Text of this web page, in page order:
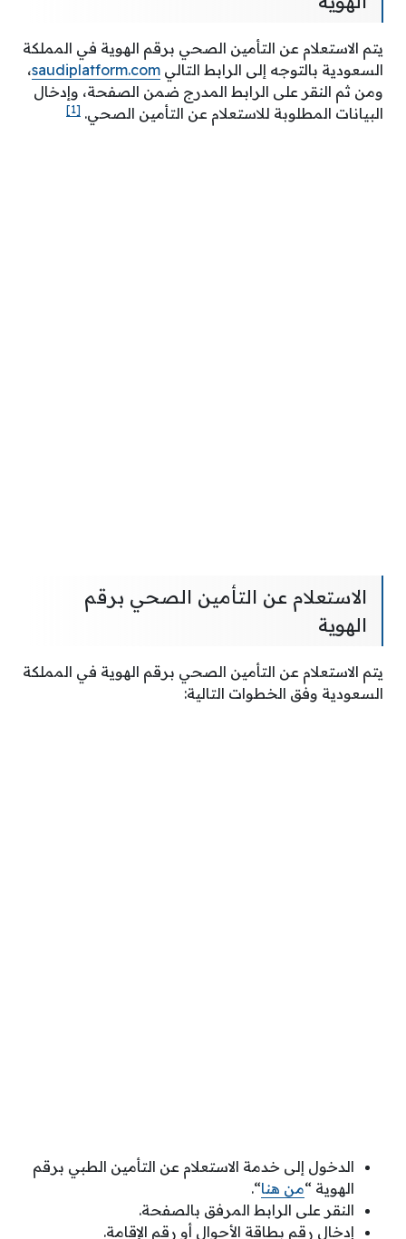
يتم الاستعلام عن التأمين الصحي برقم الهوية في المملكة
السعودية بالتوجه إلى الرابط التالي saudiplatform.com،
ومن ثم النقر على الرابط المدرج ضمن الصفحة، وإدخال
البيانات المطلوبة للاستعلام عن التأمين الصحي. [1]
الاستعلام عن التأمين الصحي برقم
الهوية
يتم الاستعلام عن التأمين الصحي برقم الهوية في المملكة
السعودية وفق الخطوات التالية:
الدخول إلى خدمة الاستعلام عن التأمين الطبي برقم
الهوية “من هنا“.
النقر على الرابط المرفق بالصفحة.
إدخال رقم بطاقة الأحوال أو رقم الإقامة.